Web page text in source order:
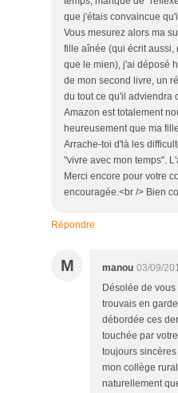
que j'étais convaincue
Vous mesurez alors ma
fille aînée (qui écrit aussi,
que le mien), j'ai déposé
de mon second livre, un
du tout ce qu'il adviendra
Amazon est totalement
heureusement que ma
Arrache-toi d'là les
"vivre avec mon temps".
Merci encore pour votre
encouragée.<br /> Bien
Répondre
M manou 03/09/
Désolée de
trouvais en
débordée ces
touchée par
toujours
mon collège
naturellement